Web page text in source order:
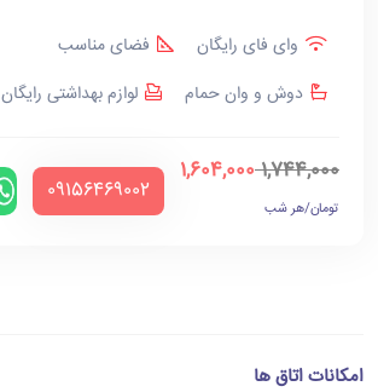
وای فای رایگان
فضای مناسب
دوش و وان حمام
لوازم بهداشتی رایگان
1,744,000
1,604,000
تومان/هر شب
‪09156469002‬
امکانات اتاق ها